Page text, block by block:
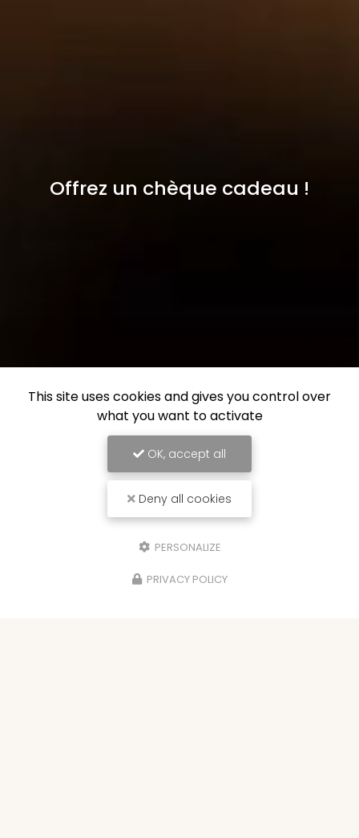
Offrez un chèque cadeau !
This site uses cookies and gives you control over
what you want to activate
OK, accept all
Deny all cookies
PERSONALIZE
PRIVACY POLICY